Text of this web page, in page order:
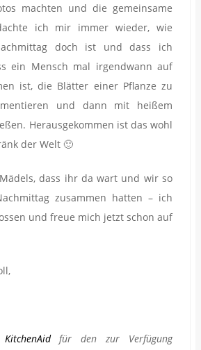
machten und die gemeinsame
ich mir immer wieder, wie
doch ist und dass ich
ein Mensch mal irgendwann auf
ist, die Blätter einer Pflanze zu
und dann mit heißem
Herausgekommen ist das wohl
der Welt 🙂
dass ihr da wart und wir so
zusammen hatten – ich
und freue mich jetzt schon auf
KitchenAidfür den zur Verfügung